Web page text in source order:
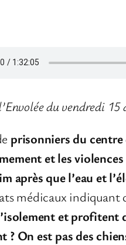
du vendredi 15
prisonniers du
et les
après que l’eau et
médicaux indiquant
et profitent
? On est pas des